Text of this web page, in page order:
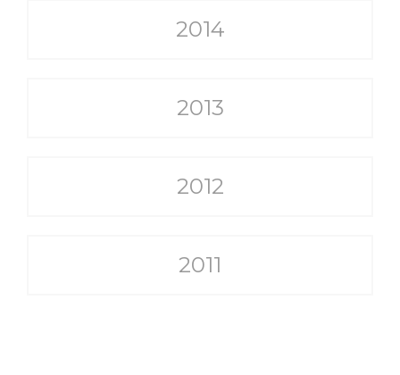
2014
2013
2012
2011